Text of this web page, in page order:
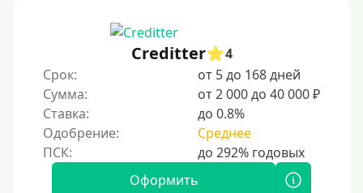
Золотая Корона
С помощью системы быстрых платежей (СБП)
Способы получения
Без активации сервиса
Без участия банков
Creditter
4
Срок:
от 5 до 168 дней
Сумма:
от 2 000 до 40 000 ₽
Ставка:
до 0.8%
Одобрение:
Среднее
Оформить